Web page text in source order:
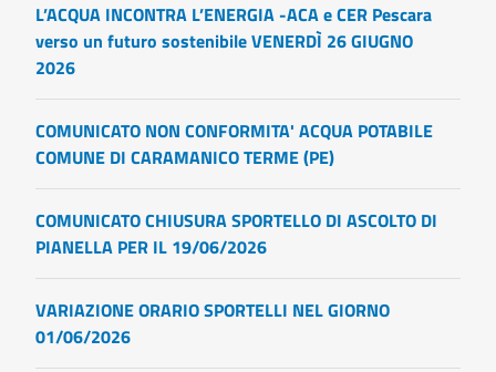
L’ACQUA INCONTRA L’ENERGIA -ACA e CER Pescara
verso un futuro sostenibile VENERDÌ 26 GIUGNO
2026
COMUNICATO NON CONFORMITA' ACQUA POTABILE
COMUNE DI CARAMANICO TERME (PE)
COMUNICATO CHIUSURA SPORTELLO DI ASCOLTO DI
PIANELLA PER IL 19/06/2026
VARIAZIONE ORARIO SPORTELLI NEL GIORNO
01/06/2026